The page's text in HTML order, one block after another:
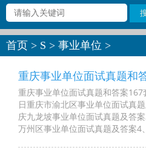
首页 > S > 事业单位 >
重庆事业单位面试真题和
重庆事业单位面试真题和答案
日重庆市渝北区事业单位面试真
庆九龙坡事业单位面试真题及答
万州区事业单位面试真题及答案4、